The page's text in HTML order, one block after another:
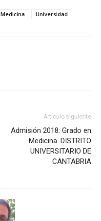
Medicina Universidad
Artículo siguiente
Admisión 2018: Grado en
Medicina. DISTRITO
UNIVERSITARIO DE
CANTABRIA